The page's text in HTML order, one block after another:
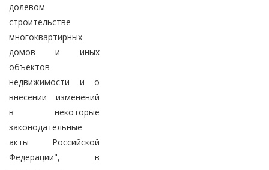
долевом
строительстве
многоквартирных
домов и иных
объектов
недвижимости и о
внесении изменений
в некоторые
законодательные
акты Российской
Федерации", в